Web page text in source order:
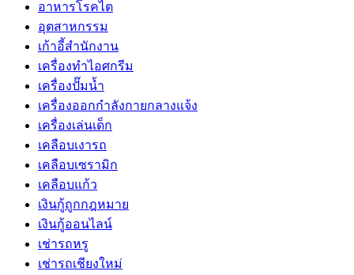
อาหารโรคไต
อุตสาหกรรม
เก้าอี้สำนักงาน
เครื่องทำไอศกรีม
เครื่องปั๊มน้ำ
เครื่องออกกำลังกายกลางแจ้ง
เครื่องเล่นเด็ก
เคลือบเงารถ
เคลือบเซรามิก
เคลือบแก้ว
เงินกู้ถูกกฎหมาย
เงินกู้ออนไลน์
เช่ารถหรู
เช่ารถเชียงใหม่